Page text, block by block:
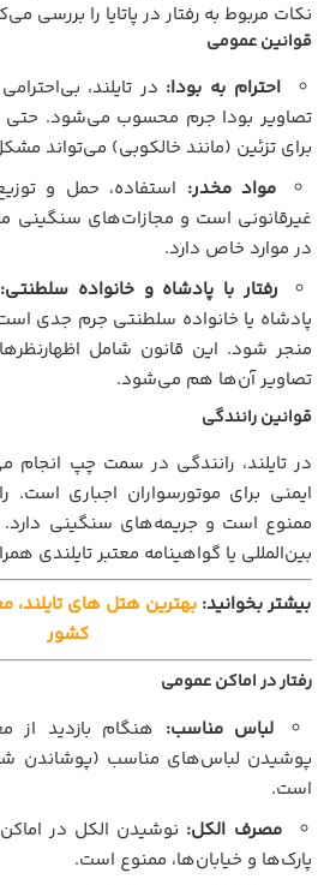
نکات مربوط به رفتار در پاتایا را بررسی
قوانین عمومی
احترام به بودا: در تایلند،
تصاویر بودا جرم محسوب می‌شود. حتی
برای تزئین (مانند خالکوبی) می‌تواند
مواد مخدر: استفاده، حمل و
غیرقانونی است و مجازات‌های سنگینی
در موارد خاص دارد.
رفتار با پادشاه و خانواده سلطنتی:
پادشاه یا خانواده سلطنتی جرم جدی
منجر شود. این قانون شامل
تصاویر آن‌ها هم می‌شود.
قوانین رانندگی
در تایلند، رانندگی در سمت چپ انجام
ایمنی برای موتورسواران اجباری
ممنوع است و جریمه‌های سنگینی دارد.
بین‌المللی یا گواهینامه معتبر تایلندی
بیشتر بخوانید: بهترین هتل های تایلند،
کشور
رفتار در اماکن عمومی
لباس مناسب: هنگام بازدید از
پوشیدن لباس‌های مناسب (پوشاندن
است.
مصرف الکل: نوشیدن الکل در
پارک‌ها و خیابان‌ها، ممنوع است.